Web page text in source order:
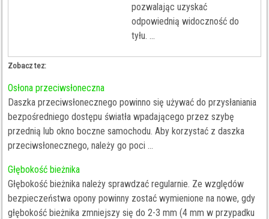
pozwalając uzyskać
odpowiednią widoczność do
tyłu. ...
Zobacz tez:
Osłona przeciwsłoneczna
Daszka przeciwsłonecznego powinno się używać do przysłaniania
bezpośredniego dostępu światła wpadającego przez szybę
przednią lub okno boczne samochodu. Aby korzystać z daszka
przeciwsłonecznego, należy go poci ...
Głębokość bieżnika
Głębokość bieżnika należy sprawdzać regularnie. Ze względów
bezpieczeństwa opony powinny zostać wymienione na nowe, gdy
głębokość bieżnika zmniejszy się do 2-3 mm (4 mm w przypadku